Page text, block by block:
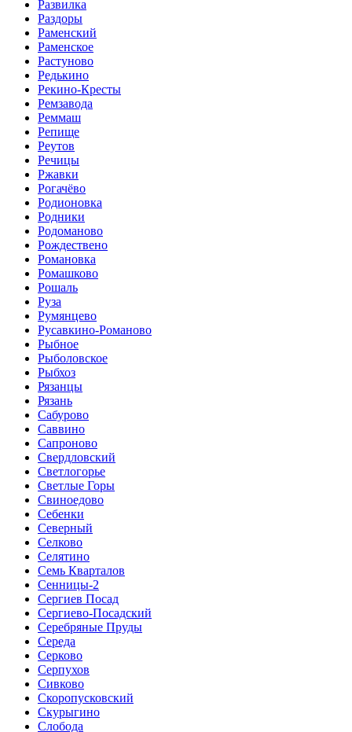
Развилка
Раздоры
Раменский
Раменское
Растуново
Редькино
Рекино-Кресты
Ремзавода
Реммаш
Репище
Реутов
Речицы
Ржавки
Рогачёво
Родионовка
Родники
Родоманово
Рождествено
Романовка
Ромашково
Рошаль
Руза
Румянцево
Русавкино-Романово
Рыбное
Рыболовское
Рыбхоз
Рязанцы
Рязань
Сабурово
Саввино
Сапроново
Свердловский
Светлогорье
Светлые Горы
Свиноедово
Себенки
Северный
Селково
Селятино
Семь Кварталов
Сенницы-2
Сергиев Посад
Сергиево-Посадский
Серебряные Пруды
Середа
Серково
Серпухов
Сивково
Скоропусковский
Скурыгино
Слобода